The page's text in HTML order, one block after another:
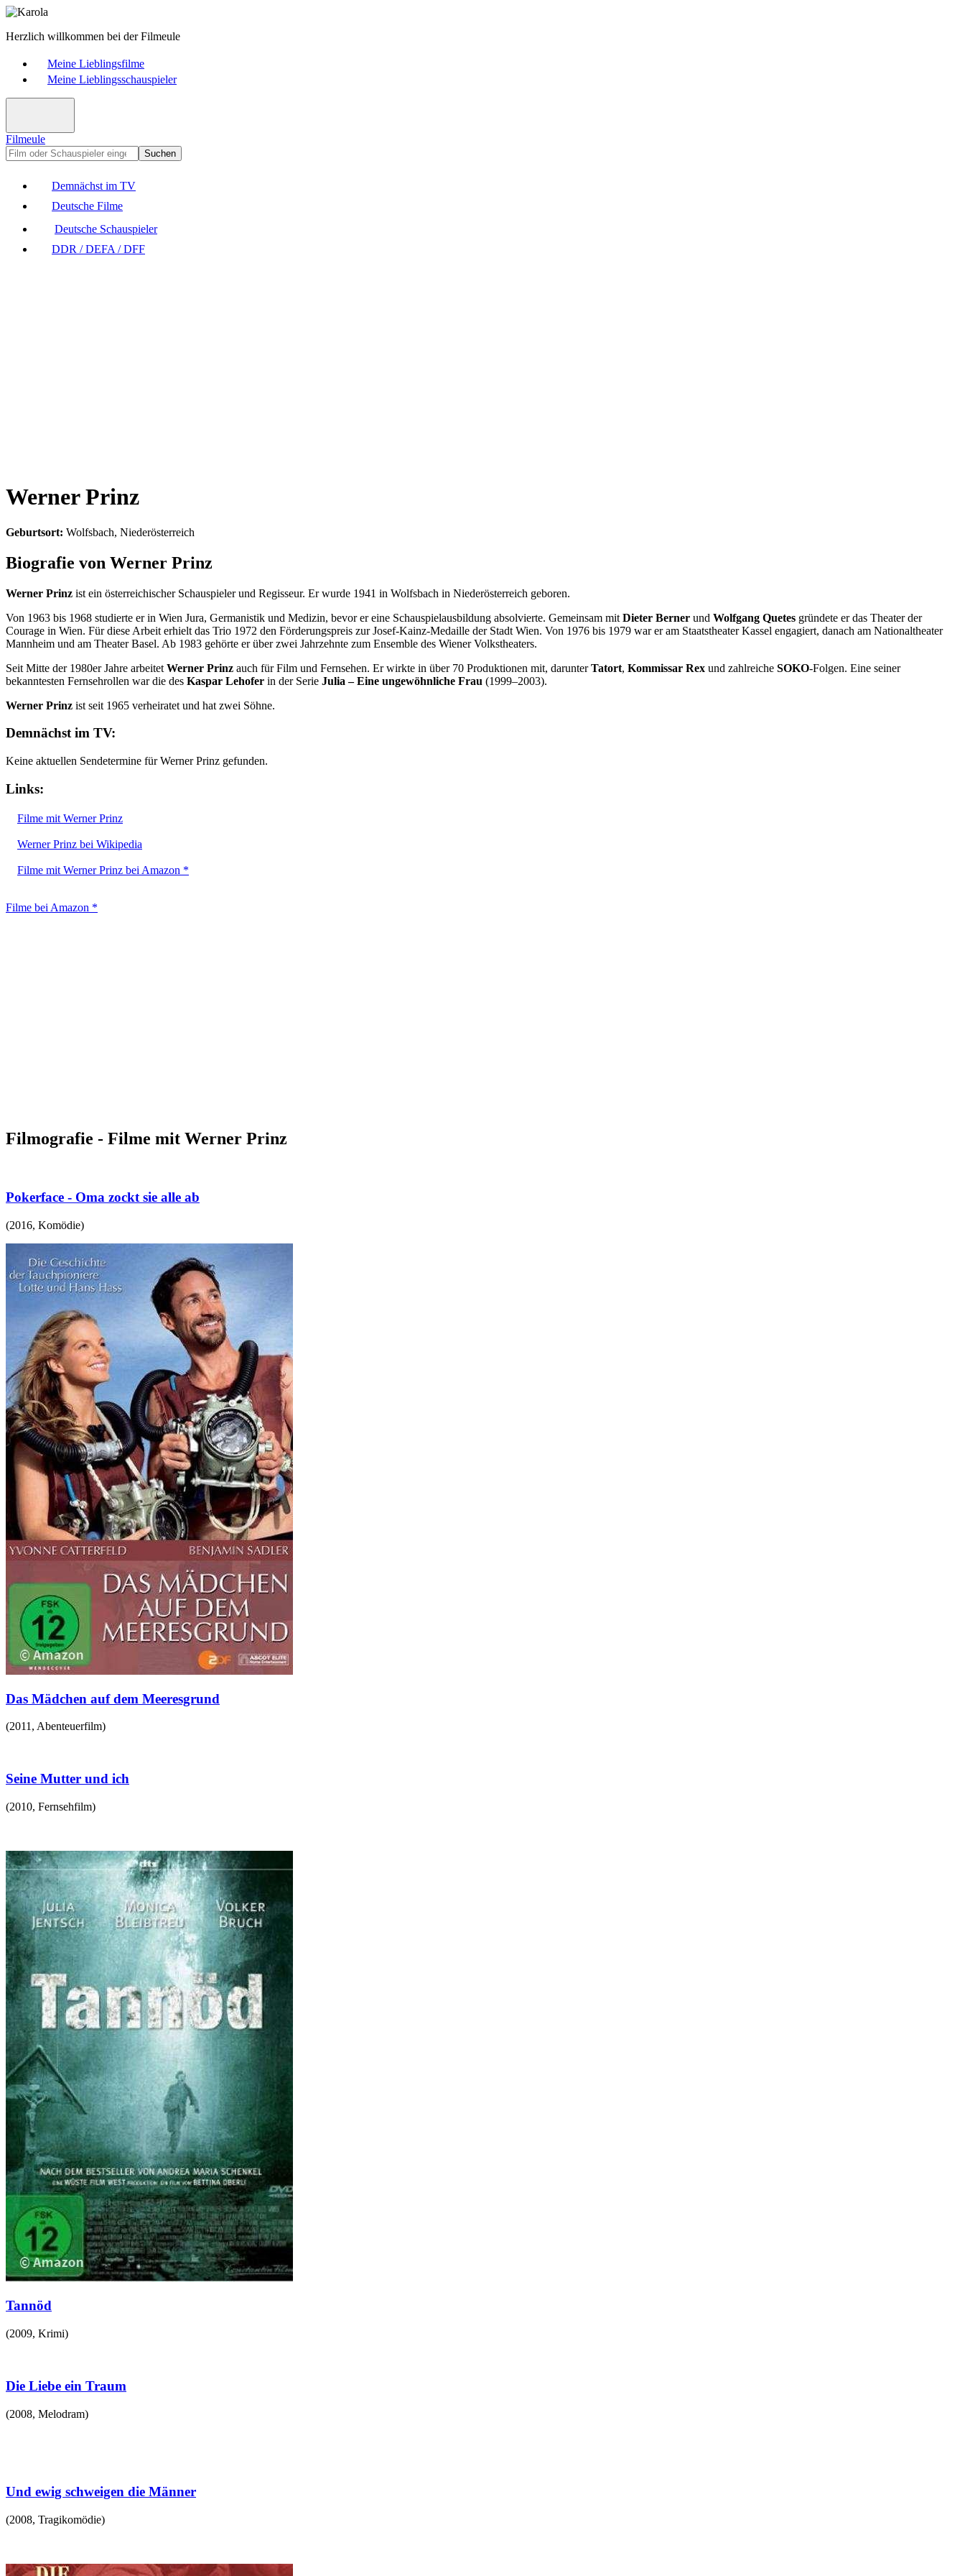
Herzlich willkommen bei der Filmeule
Meine Lieblingsfilme
Meine Lieblingsschauspieler
Filmeule
Suchen
Demnächst im TV
Deutsche Filme
Deutsche Schauspieler
DDR / DEFA / DFF
Werner Prinz
Geburtsort: Wolfsbach, Niederösterreich
Biografie von Werner Prinz
Werner Prinz ist ein österreichischer Schauspieler und Regisseur. Er wurde 1941 in Wolfsbach in Niederösterreich geboren.
Von 1963 bis 1968 studierte er in Wien Jura, Germanistik und Medizin, bevor er eine Schauspielausbildung absolvierte. Gemeinsam mit Dieter Berner und Wolfgang Quetes gründete er das Theater der
Courage in Wien. Für diese Arbeit erhielt das Trio 1972 den Förderungspreis zur Josef-Kainz-Medaille der Stadt Wien. Von 1976 bis 1979 war er am Staatstheater Kassel engagiert, danach am Nationaltheater
Mannheim und am Theater Basel. Ab 1983 gehörte er über zwei Jahrzehnte zum Ensemble des Wiener Volkstheaters.
Seit Mitte der 1980er Jahre arbeitet Werner Prinz auch für Film und Fernsehen. Er wirkte in über 70 Produktionen mit, darunterTatort, Kommissar Rex und zahlreiche SOKO-Folgen. Eine seiner
bekanntesten Fernsehrollen war die des Kaspar Lehofer in der Serie Julia – Eine ungewöhnliche Frau (1999–2003).
Werner Prinz ist seit 1965 verheiratet und hat zwei Söhne.
Demnächst im TV:
Keine aktuellen Sendetermine für Werner Prinz gefunden.
Links:
Filme mit Werner Prinz
Werner Prinz bei Wikipedia
Filme mit Werner Prinz bei Amazon *
Filme bei Amazon *
Filmografie - Filme mit Werner Prinz
Pokerface - Oma zockt sie alle ab
(2016, Komödie)
Das Mädchen auf dem Meeresgrund
(2011 , Abenteuerfilm)
Seine Mutter und ich
(2010, Fernsehfilm)
Tannöd
(2009, Krimi)
Die Liebe ein Traum
(2008, Melodram)
Und ewig schweigen die Männer
(2008, Tragikomödie)